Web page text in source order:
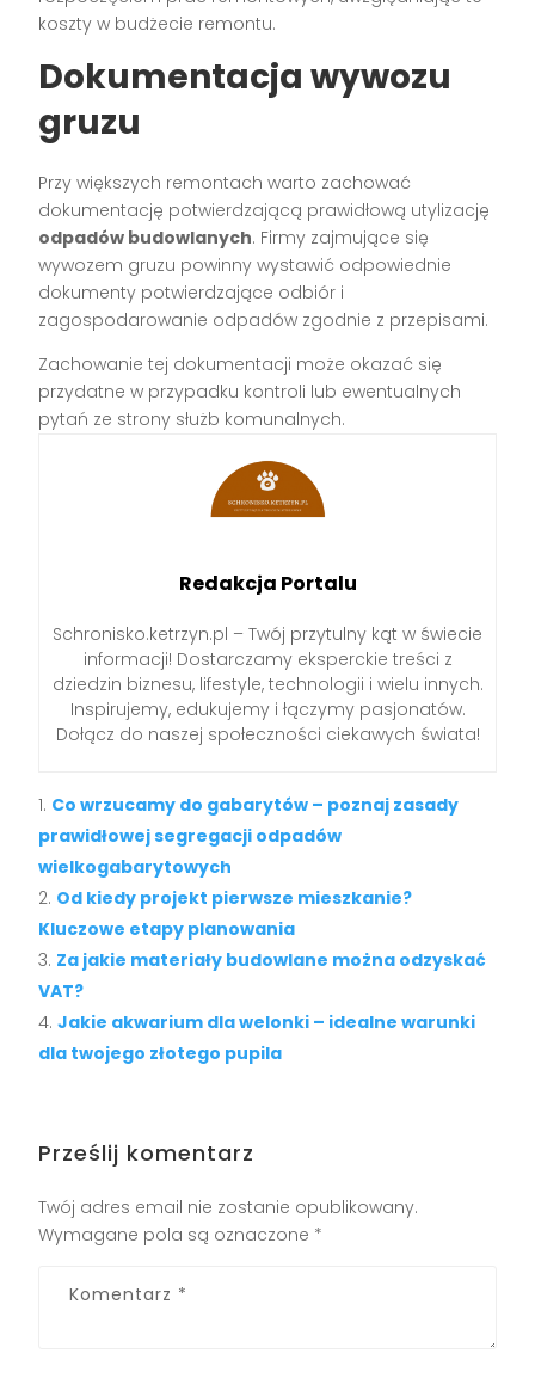
koszty w budżecie remontu.
Dokumentacja wywozu
gruzu
Przy większych remontach warto zachować
dokumentację potwierdzającą prawidłową utylizację
odpadów budowlanych. Firmy zajmujące się
wywozem gruzu powinny wystawić odpowiednie
dokumenty potwierdzające odbiór i
zagospodarowanie odpadów zgodnie z przepisami.
Zachowanie tej dokumentacji może okazać się
przydatne w przypadku kontroli lub ewentualnych
pytań ze strony służb komunalnych.
Redakcja Portalu
Schronisko.ketrzyn.pl – Twój przytulny kąt w świecie
informacji! Dostarczamy eksperckie treści z
dziedzin biznesu, lifestyle, technologii i wielu innych.
Inspirujemy, edukujemy i łączymy pasjonatów.
Dołącz do naszej społeczności ciekawych świata!
Co wrzucamy do gabarytów – poznaj zasady
prawidłowej segregacji odpadów
wielkogabarytowych
Od kiedy projekt pierwsze mieszkanie?
Kluczowe etapy planowania
Za jakie materiały budowlane można odzyskać
VAT?
Jakie akwarium dla welonki – idealne warunki
dla twojego złotego pupila
Prześlij komentarz
Twój adres email nie zostanie opublikowany.
Wymagane pola są oznaczone *